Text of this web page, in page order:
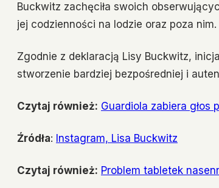
Buckwitz zachęciła swoich
jej codzienności na lodzie oraz poza nim.
Zgodnie z deklaracją Lisy Buckwitz,
stworzenie bardziej bezpośredniej i
Czytaj również: Guardiola zabiera
Źródła: Instagram, Lisa Buckwitz
Czytaj również: Problem tabletek